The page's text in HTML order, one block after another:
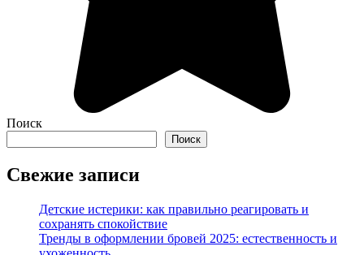
Поиск
Поиск
Свежие записи
Детские истерики: как правильно реагировать и
сохранять спокойствие
Тренды в оформлении бровей 2025: естественность и